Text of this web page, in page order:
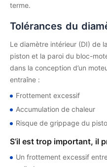
terme.
Tolérances du
Le diamètre intérieur (DI) de
piston et la paroi du bloc-
dans la conception d’un
entraîne :
Frottement excessif
Accumulation de chaleur
Risque de grippage du
S’il est trop important, il
Un frottement excessif